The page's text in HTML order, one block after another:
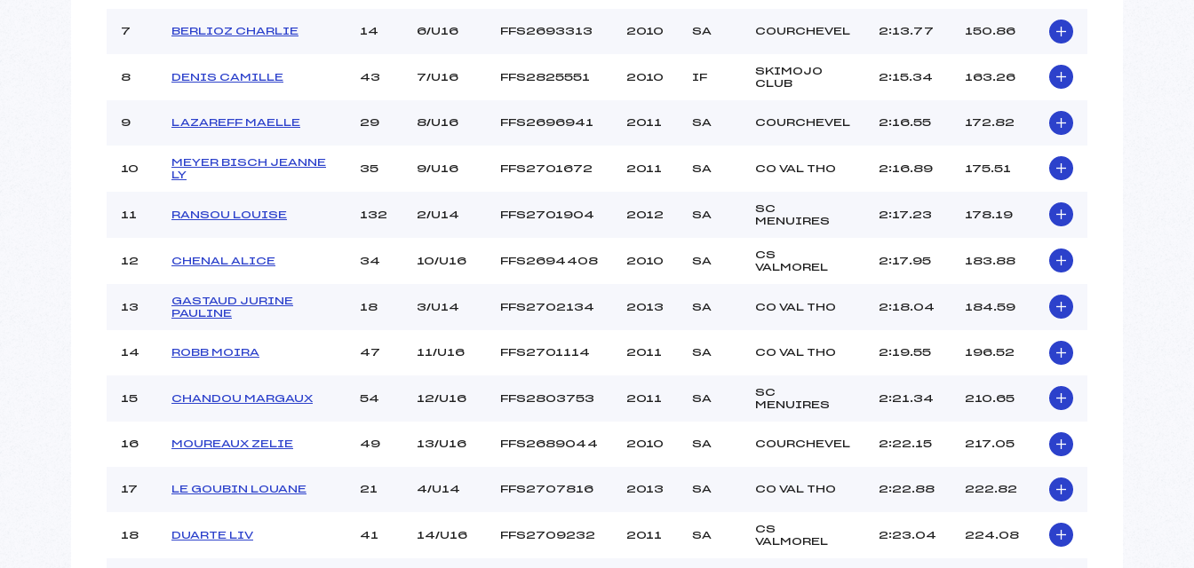
Pénalité appliquée :
104.2600
7 BERLIOZ CHARLIE 14 6/U16 FFS2693313 2010 SA COURCHEVEL 2:13.77 150.86
8 DENIS CAMILLE 43 7/U16 FFS2825551 2010 IF
SKIMOJO
CLUB
2:15.34 163.26
9 LAZAREFF MAELLE 29 8/U16 FFS2696941 2011 SA COURCHEVEL 2:16.55 172.82
10
MEYER BISCH JEANNE
LY
35 9/U16 FFS2701672 2011 SA CO VAL THO 2:16.89 175.51
11 RANSOU LOUISE 132 2/U14 FFS2701904 2012 SA
SC
MENUIRES
2:17.23 178.19
12 CHENAL ALICE 34 10/U16 FFS2694408 2010 SA
CS
VALMOREL
2:17.95 183.88
13
GASTAUD JURINE
PAULINE
18 3/U14 FFS2702134 2013 SA CO VAL THO 2:18.04 184.59
14 ROBB MOIRA 47 11/U16 FFS2701114 2011 SA CO VAL THO 2:19.55 196.52
15 CHANDOU MARGAUX 54 12/U16 FFS2803753 2011 SA
SC
MENUIRES
2:21.34 210.65
16 MOUREAUX ZELIE 49 13/U16 FFS2689044 2010 SA COURCHEVEL 2:22.15 217.05
17 LE GOUBIN LOUANE 21 4/U14 FFS2707816 2013 SA CO VAL THO 2:22.88 222.82
18 DUARTE LIV 41 14/U16 FFS2709232 2011 SA
CS
VALMOREL
2:23.04 224.08